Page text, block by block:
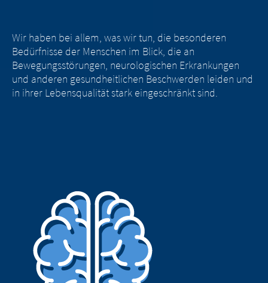
Wir haben bei allem, was wir tun, die besonderen
Bedürfnisse der Menschen im Blick, die an
Bewegungsstörungen, neurologischen Erkrankungen
und anderen gesundheitlichen Beschwerden leiden und
in ihrer Lebensqualität stark eingeschränkt sind.